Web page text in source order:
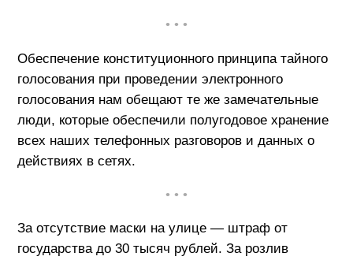
• • •
Обеспечение конституционного принципа тайного
голосования при проведении электронного
голосования нам обещают те же замечательные
люди, которые обеспечили полугодовое хранение
всех наших телефонных разговоров и данных о
действиях в сетях.
• • •
За отсутствие маски на улице — штраф от
государства до 30 тысяч рублей. За розлив